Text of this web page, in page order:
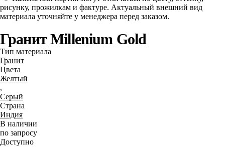
рисунку, прожилкам и фактуре. Актуальный внешний вид
материала уточняйте у менеджера перед заказом.
Гранит Millenium Gold
Тип материала
Гранит
Цвета
Желтый
,
Серый
Страна
Индия
В наличии
по запросу
Доступно